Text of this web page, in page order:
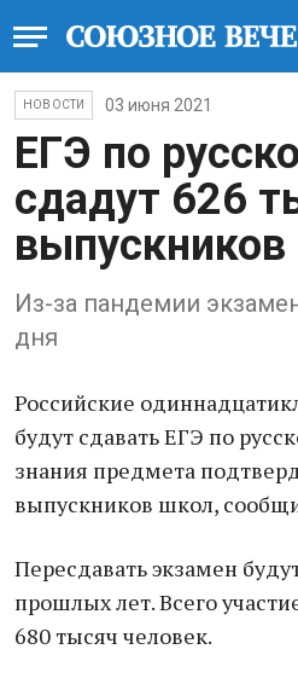
НОВОСТИ 03 июня 2021
ЕГЭ по
сдадут 626
выпускников
Из-за пандемии
дня
Российские
будут сдавать ЕГЭ по
знания предмета
выпускников школ,
Пересдавать экзамен
прошлых лет. Всего
680 тысяч человек.